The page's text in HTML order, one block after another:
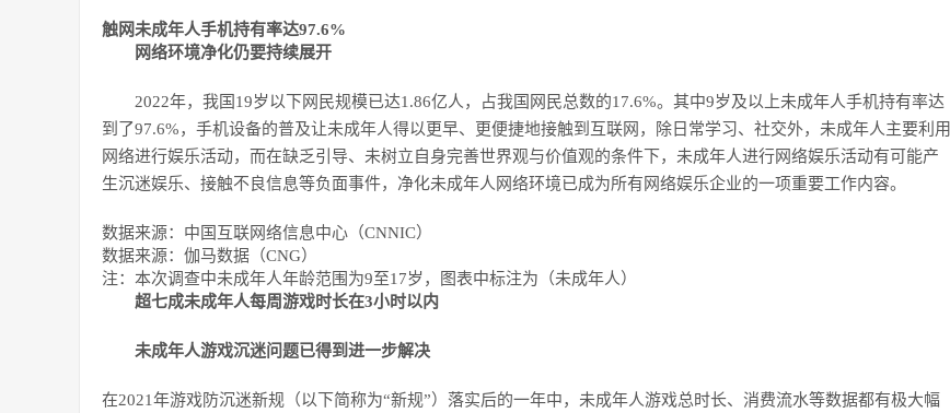
触网未成年人手机持有率达97.6%
网络环境净化仍要持续展开
2022年，我国19岁以下网民规模已达1.86亿人，占我国网民总数的17.6%。其中9岁及以上未成年人手机持有率达
到了97.6%，手机设备的普及让未成年人得以更早、更便捷地接触到互联网，除日常学习、社交外，未成年人主要利用
网络进行娱乐活动，而在缺乏引导、未树立自身完善世界观与价值观的条件下，未成年人进行网络娱乐活动有可能产
生沉迷娱乐、接触不良信息等负面事件，净化未成年人网络环境已成为所有网络娱乐企业的一项重要工作内容。
数据来源：中国互联网络信息中心（CNNIC）
数据来源：伽马数据（CNG）
注：本次调查中未成年人年龄范围为9至17岁，图表中标注为（未成年人）
超七成未成年人每周游戏时长在3小时以内
未成年人游戏沉迷问题已得到进一步解决
在2021年游戏防沉迷新规（以下简称为“新规”）落实后的一年中，未成年人游戏总时长、消费流水等数据都有极大幅